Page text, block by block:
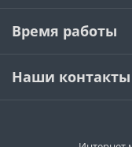
Время работы
Наши контакты